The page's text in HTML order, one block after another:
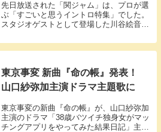
先日放送された「関ジャム」は、プロが選
ぶ「すごいと思うイントロ特集」でした。
スタジオゲストとして登場した川谷絵音氏
した！
東京事変 新曲『命の帳』発表！
山口紗弥加主演ドラマ主題歌に
東京事変の新曲『命の帳』が、山口紗弥加
主演のドラマ「38歳バツイチ独身女がマッ
チングアプリをやってみた結果日記」主題